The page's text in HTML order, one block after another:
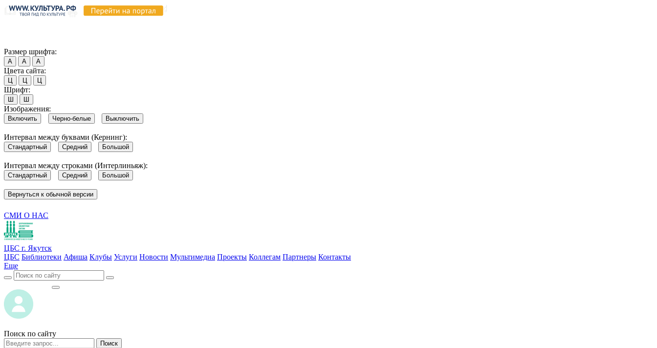
Размер шрифта:
А А А
Цвета сайта:
Ц Ц Ц
Шрифт:
Ш Ш
Изображения:
Включить Черно-белые Выключить
Интервал между буквами (Кернинг):
Стандартный Средний Большой
Интервал между строками (Интерлиньяж):
Стандартный Средний Большой
Вернуться к обычной версии
СМИ О НАС
ЦБС г. Якутск
ЦБС Библиотеки Афиша Клубы Услуги Новости Мультимедиа Проекты Коллегам Партнеры Контакты
Еще
Поиск по сайту
Поиск